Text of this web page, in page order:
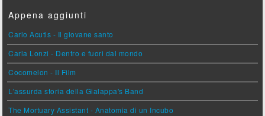
Appena aggiunti
Carlo Acutis - Il giovane santo
Carla Lonzi - Dentro e fuori dal mondo
Cocomelon - Il Film
L'assurda storia della Gialappa's Band
The Mortuary Assistant - Anatomia di un Incubo